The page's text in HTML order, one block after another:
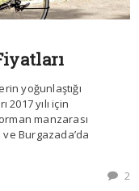
yoğunlaştığı
yılı için
manzarası
Burgazada’da
2